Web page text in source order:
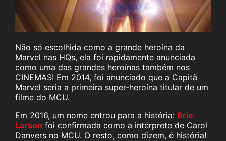
Não só escolhida como a grande heroína da
Marvel nas HQs, ela foi rapidamente anunciada
como uma das grandes heroínas também nos
CINEMAS! Em 2014, foi anunciado que a Capitã
Marvel seria a primeira super-heroína titular de um
filme do MCU.
Em 2016, um nome entrou para a história: Brie
Larson foi confirmada como a intérprete de Carol
Danvers no MCU. O resto, como dizem, é história!